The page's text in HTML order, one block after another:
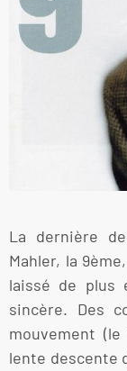
La dernière
Mahler, la
laissé de plus
sincère. Des
mouvement (le
lente descente